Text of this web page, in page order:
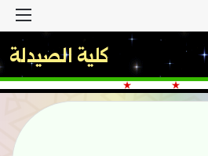
كلية الصيدلة